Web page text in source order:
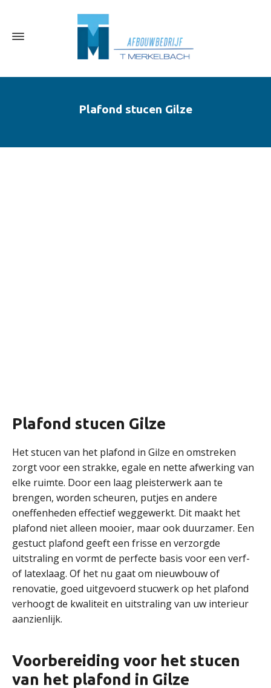
Plafond stucen Gilze
Plafond stucen Gilze
Het stucen van het plafond in Gilze en omstreken
zorgt voor een strakke, egale en nette afwerking van
elke ruimte. Door een laag pleisterwerk aan te
brengen, worden scheuren, putjes en andere
oneffenheden effectief weggewerkt. Dit maakt het
plafond niet alleen mooier, maar ook duurzamer. Een
gestuct plafond geeft een frisse en verzorgde
uitstraling en vormt de perfecte basis voor een verf-
of latexlaag. Of het nu gaat om nieuwbouw of
renovatie, goed uitgevoerd stucwerk op het plafond
verhoogt de kwaliteit en uitstraling van uw interieur
aanzienlijk.
Voorbereiding voor het stucen
van het plafond in Gilze